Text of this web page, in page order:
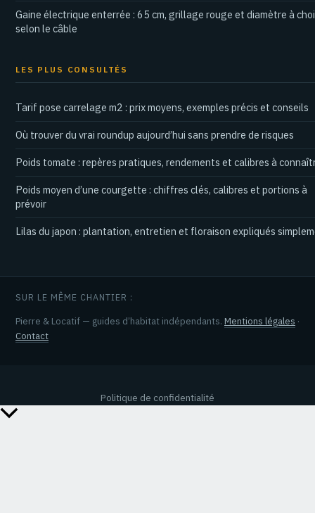
Gaine électrique enterrée : 65 cm, grillage rouge et diamètre à
selon le câble
LES PLUS CONSULTÉS
Tarif pose carrelage m2 : prix moyens, exemples précis et conseils
Où trouver du vrai roundup aujourd’hui sans prendre de risques
Poids tomate : repères pratiques, rendements et calibres à
Poids moyen d’une courgette : chiffres clés, calibres et portions à
prévoir
Lilas du japon : plantation, entretien et floraison expliqués
SUR LE MÊME CHANTIER :
Pierre & Locatif — guides d’habitat indépendants. Mentions légales ·
Contact
Politique de confidentialité